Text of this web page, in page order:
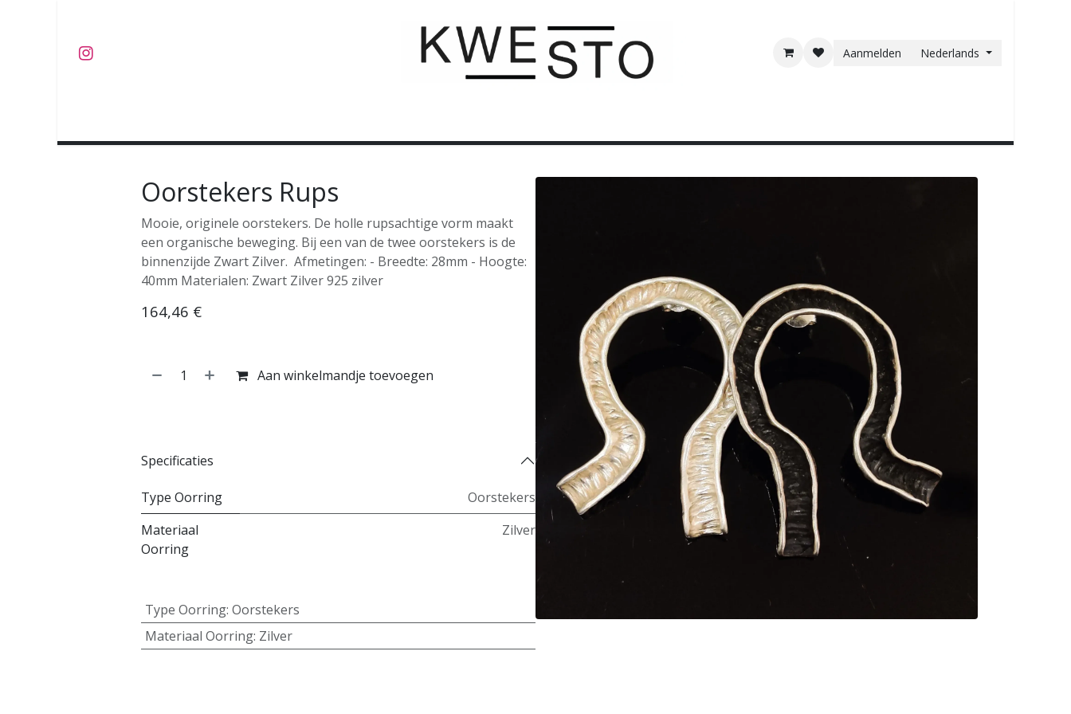
Aanmelden Nederlands
Oorstekers Rups
Mooie, originele oorstekers. De holle rupsachtige vorm maakt
een organische beweging. Bij een van de twee oorstekers is de
binnenzijde Zwart Zilver. Afmetingen: - Breedte: 28mm - Hoogte:
40mm Materialen: Zwart Zilver 925 zilver
164,46 €
Aan winkelmandje toevoegen
Specificaties
Type Oorring
Oorstekers
Materiaal
Oorring
Zilver
Type Oorring: Oorstekers
Materiaal Oorring: Zilver